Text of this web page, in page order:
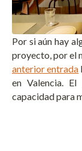
Por si aún hay
proyecto, por el
anterior entrada
en Valencia.
capacidad para